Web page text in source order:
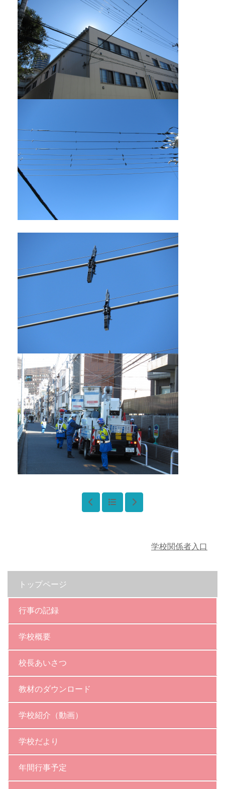
トップページ
行事の記録
学校概要
校長あいさつ
教材のダウンロード
学校紹介（動画）
学校だより
年間行事予定
学校関係者入口